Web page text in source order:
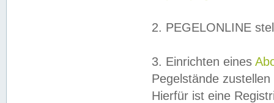
2. PEGELONLINE
3. Einrichten eines
Pegelstände
Hierfür ist eine